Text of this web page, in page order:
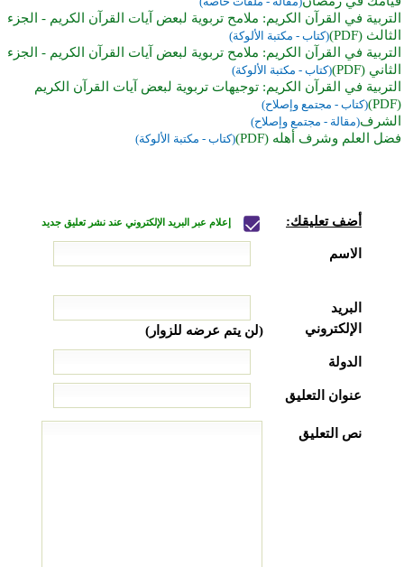
التربية في القرآن الكريم: ملامح تربوية لبعض آيات القرآن الكريم - الجزء
الثالث (PDF)
(كتاب - مكتبة الألوكة)
التربية في القرآن الكريم: ملامح تربوية لبعض آيات القرآن الكريم - الجزء
الثاني (PDF)
(كتاب - مكتبة الألوكة)
التربية في القرآن الكريم: توجيهات تربوية لبعض آيات القرآن الكريم
(PDF)
(كتاب - مجتمع وإصلاح)
الشرف(مقالة - مجتمع وإصلاح)
فضل العلم وشرف أهله (PDF) (كتاب - مكتبة الألوكة)
أضف تعليقك: إعلام عبر البريد الإلكتروني عند نشر تعليق جديد
الاسم
البريد
الإلكتروني
(لن يتم عرضه للزوار)
الدولة
عنوان التعليق
نص التعليق